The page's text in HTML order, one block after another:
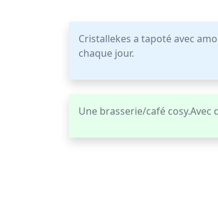
Cristallekes a tapoté avec
chaque jour.
Une brasserie/café